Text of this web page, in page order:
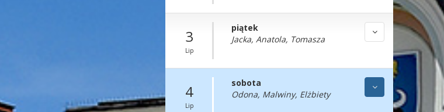
3
Lip
piątek
Jacka, Anatola, Tomasza
4
Lip
sobota
Odona, Malwiny, Elżbiety